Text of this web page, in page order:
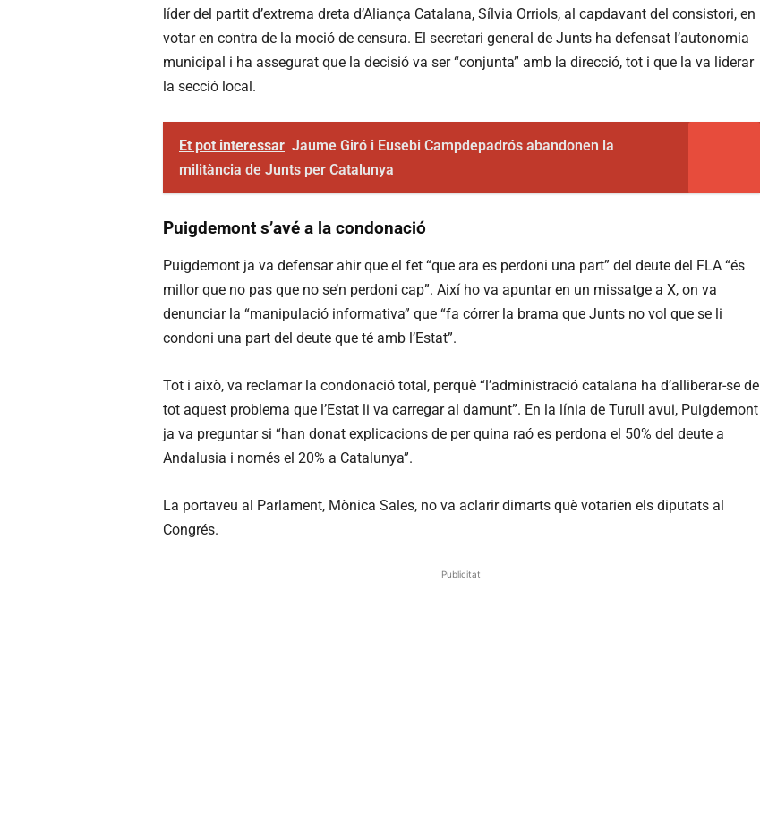
líder del partit d’extrema dreta d’Aliança Catalana, Sílvia Orriols, al capdavant del consistori, en
votar en contra de la moció de censura. El secretari general de Junts ha defensat l’autonomia
municipal i ha assegurat que la decisió va ser “conjunta” amb la direcció, tot i que la va liderar
la secció local.
Et pot interessar Jaume Giró i Eusebi Campdepadrós abandonen la
militància de Junts per Catalunya
Puigdemont s’avé a la condonació
Puigdemont ja va defensar ahir que el fet “que ara es perdoni una part” del deute del FLA “és
millor que no pas que no se’n perdoni cap”. Així ho va apuntar en un missatge a X, on va
denunciar la “manipulació informativa” que “fa córrer la brama que Junts no vol que se li
condoni una part del deute que té amb l’Estat”.
Tot i això, va reclamar la condonació total, perquè “l’administració catalana ha d’alliberar-se de
tot aquest problema que l’Estat li va carregar al damunt”. En la línia de Turull avui, Puigdemont
ja va preguntar si “han donat explicacions de per quina raó es perdona el 50% del deute a
Andalusia i només el 20% a Catalunya”.
La portaveu al Parlament, Mònica Sales, no va aclarir dimarts què votarien els diputats al
Congrés.
Publicitat